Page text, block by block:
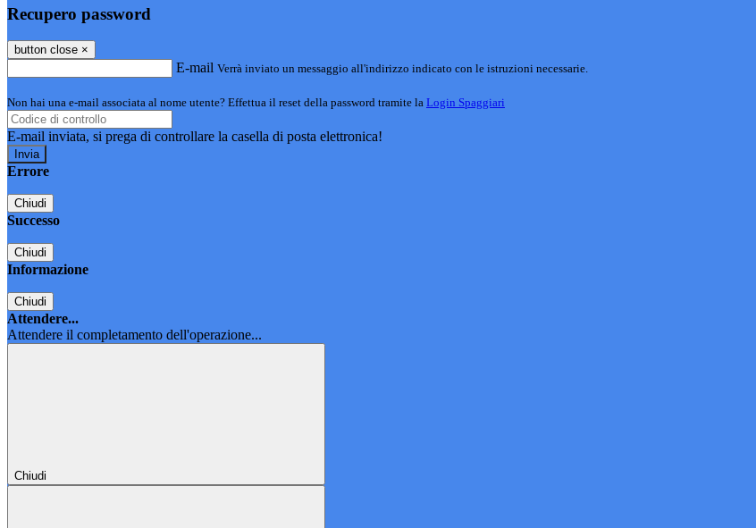
Recupero password
button close ×
E-mail Verrà inviato un messaggio all'indirizzo indicato con le istruzioni necessarie.
Non hai una e-mail associata al nome utente? Effettua il reset della password tramite la Login Spaggiari
E-mail inviata, si prega di controllare la casella di posta elettronica!
Errore
Chiudi
Successo
Chiudi
Informazione
Chiudi
Attendere...
Attendere il completamento dell'operazione...
Chiudi